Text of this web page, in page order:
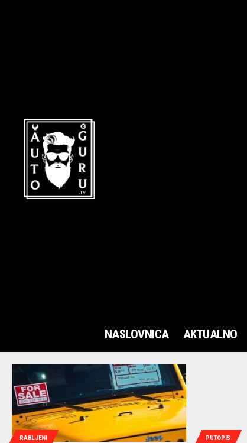
NASLOVNICA AKTUALNO
RABLJENI PUTOPIS